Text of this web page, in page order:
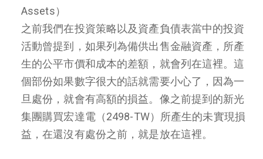
Assets）
之前我們在投資策略以及資產負債表當中的投資
活動曾提到，如果列為備供出售金融資產，所產
生的公平市價和成本的差額，就會列在這裡。這
個部份如果數字很大的話就需要小心了，因為一
旦處份，就會有高額的損益。像之前提到的新光
集團購買宏達電（2498-TW）所產生的未實現損
益，在還沒有處份之前，就是放在這裡。